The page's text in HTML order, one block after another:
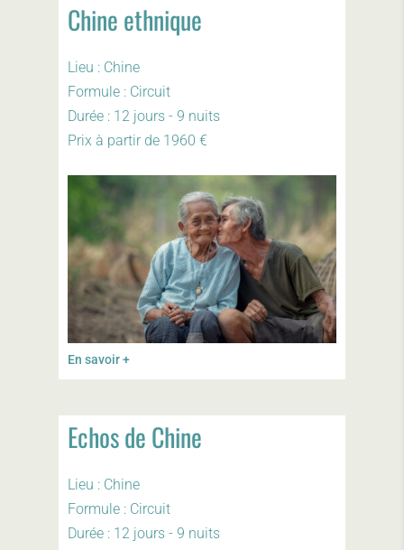
Chine ethnique
Lieu : Chine
Formule : Circuit
Durée : 12 jours - 9 nuits
Prix à partir de 1960 €
En savoir +
Echos de Chine
Lieu : Chine
Formule : Circuit
Durée : 12 jours - 9 nuits